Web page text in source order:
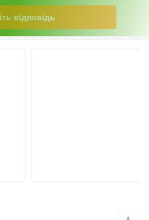
відповідь